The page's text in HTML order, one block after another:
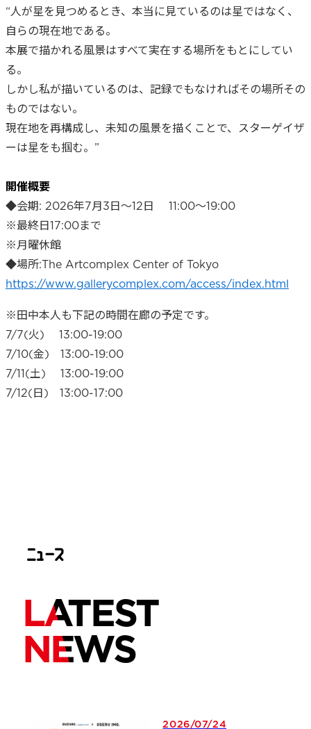
ニュース
LATEST
NEWS
2026/07/24
“人が星を見つめるとき、本当に見ているのは星ではなく、
自らの現在地である。
本展で描かれる風景はすべて実在する場所をもとにしてい
る。
しかし私が描いているのは、記録でもなければその場所その
ものではない。
現在地を再構成し、未知の風景を描くことで、スターゲイザ
ーは星をも掴む。”
開催概要
◆会期: 2026年7月3日〜12日 11:00〜19:00
※最終日17:00まで
※月曜休館
◆場所:The Artcomplex Center of Tokyo
https://www.gallerycomplex.com/access/index.html
※田中本人も下記の時間在廊の予定です。
7/7(火) 13:00-19:00
7/10(金) 13:00-19:00
7/11(土) 13:00-19:00
7/12(日) 13:00-17:00